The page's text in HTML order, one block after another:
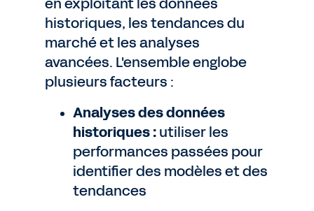
historiques, les tendances du
marché et les analyses
avancées. L'ensemble englobe
plusieurs facteurs :
Analyses des données
historiques :utiliser les
performances passées pour
identifier des modèles et des
tendances